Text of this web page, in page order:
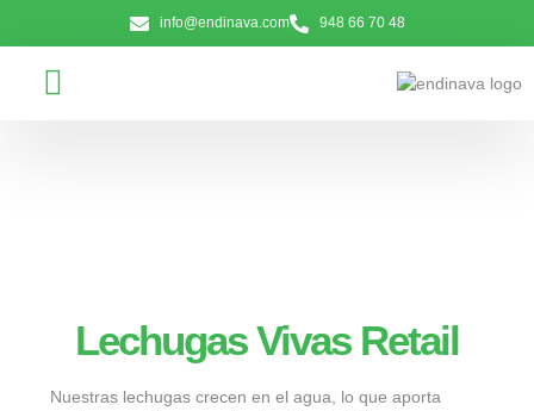
info@endinava.com 948 66 70 48
Lechugas Vivas Retail
Nuestras lechugas crecen en el agua, lo que aporta